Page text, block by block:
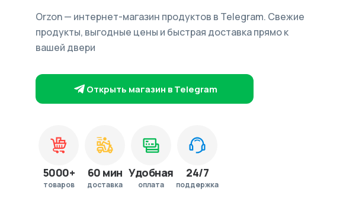
Orzon — интернет-магазин продуктов в Telegram. Свежие
продукты, выгодные цены и быстрая доставка прямо к
вашей двери
Открыть магазин в Telegram
5000+
товаров
60 мин
доставка
Удобная
оплата
24/7
поддержка